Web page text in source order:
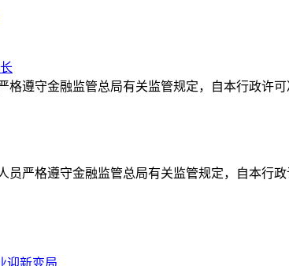
遵守金融监管总局有关监管规定，自本行政许
严格遵守金融监管总局有关监管规定，自本行